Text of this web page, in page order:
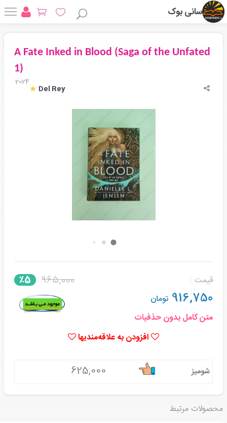
سانی بوک
A Fate Inked in Blood (Saga of the Unfated
1)
2024
Del Rey
قیمت : 965,000 ٪5
916,750 تومان
متن کامل بدون حذفیات
افزودن به علاقه‌مندیها
شومیز 625,000
محصولات مرتبط